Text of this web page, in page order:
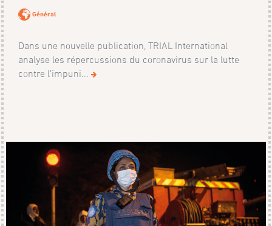
Général
Dans une nouvelle publication, TRIAL International
analyse les répercussions du coronavirus sur la lutte
contre l’impuni...